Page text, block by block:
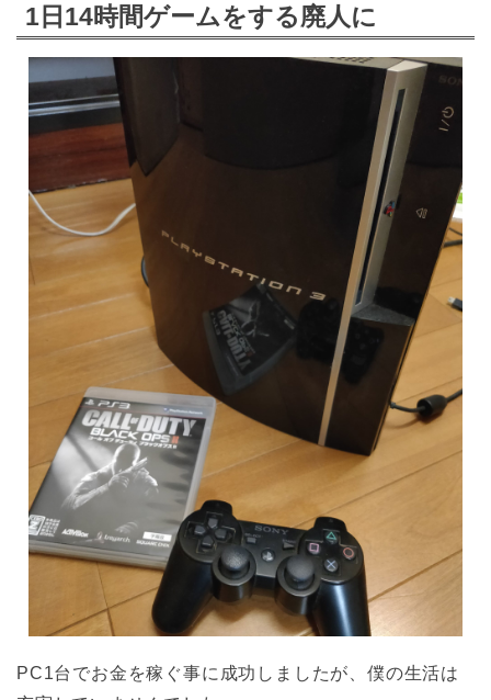
1日14時間ゲームをする廃人に
PC1台でお金を稼ぐ事に成功しましたが、僕の生活は